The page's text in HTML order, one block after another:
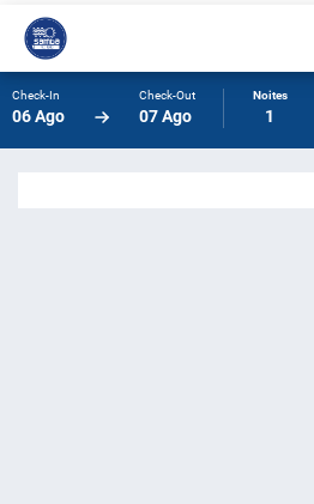
Check-In
06 Ago
Check-Out
07 Ago
Noites
1